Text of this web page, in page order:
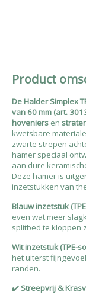
Product
De Halder Simplex
van 60 mm (art.
hoveniers en
kwetsbare
zwarte strepen
hamer speciaal
aan dure
Deze hamer is
inzetstukken van
Blauw inzetstuk
even wat meer
splitbed te kloppen
Wit inzetstuk (TPE-
het uiterst
randen.
✔️Streepvrij &